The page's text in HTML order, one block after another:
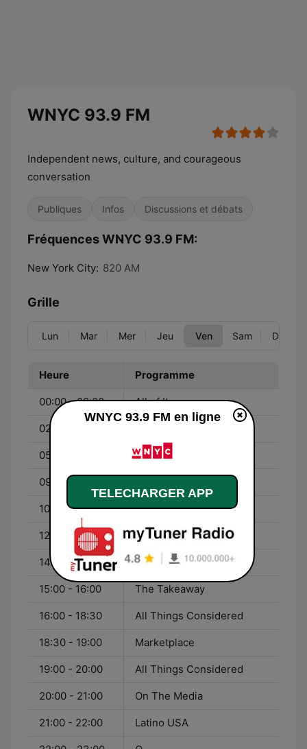
WNYC 93.9 FM
Independent news, culture, and courageous
conversation
Publiques Infos Discussions et débats
Fréquences WNYC 93.9 FM:
New York City: 820 AM
Grille
Lun Mar Mer Jeu Ven Sam Dim
Heure Programme
00:00 - 02:00 All of It
02:00 - 05:00 BBC World Service
05:00 - 09:00 Morning Edition
09:00 - 10:00
10:00 - 12:00 The Brian Lehrer Show
12:00 - 14:00 All of It
14:00 - 15:00 Science Friday
15:00 - 16:00 The Takeaway
16:00 - 18:30 All Things Considered
18:30 - 19:00 Marketplace
19:00 - 20:00 All Things Considered
20:00 - 21:00 On The Media
21:00 - 22:00 Latino USA
WNYC 93.9 FM en ligne
TELECHARGER APP